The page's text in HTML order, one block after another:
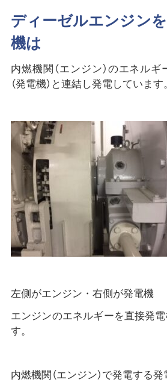
ディーゼルエンジン
機は
内燃機関（エンジン）のエネル
（発電機）と連結し発電しています
左側がエンジン・右側が発電機
エンジンのエネルギーを直接発
す。
内燃機関（エンジン）で発電する